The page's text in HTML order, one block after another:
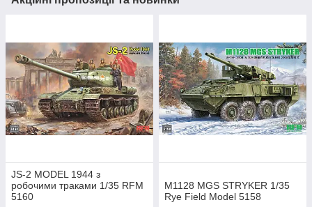
JS-2 MODEL 1944 з
робочими траками 1/35 RFM
5160
M1128 MGS STRYKER 1/35
Rye Field Model 5158